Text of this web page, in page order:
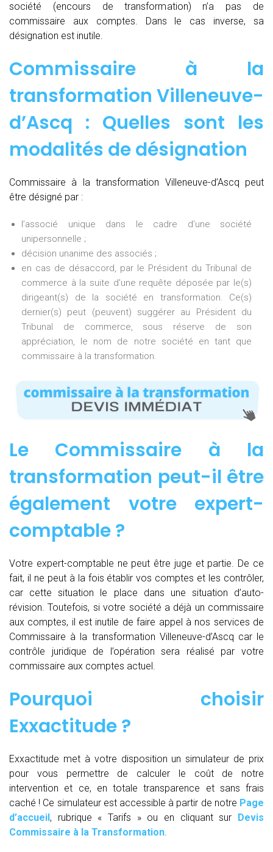
société (encours de transformation) n’a pas de
commissaire aux comptes. Dans le cas inverse, sa
désignation est inutile.
Commissaire à la
transformation Villeneuve-
d’Ascq : Quelles sont les
modalités de désignation
Commissaire à la transformation Villeneuve-d’Ascq peut
être désigné par :
l’associé unique dans le cadre d’une société
unipersonnelle ;
décision unanime des associés ;
en cas de désaccord, par le Président du Tribunal de
commerce à la suite d’une requête déposée par le(s)
dirigeant(s) de la société en transformation. Ce(s)
dernier(s) peut (peuvent) suggérer au Président du
Tribunal de commerce, sous réserve de son
appréciation, le nom de notre société en tant que
commissaire à la transformation.
Le Commissaire à la
transformation peut-il être
également votre expert-
comptable ?
Votre expert-comptable ne peut être juge et partie. De ce
fait, il ne peut à la fois établir vos comptes et les contrôler,
car cette situation le place dans une situation d’auto-
révision. Toutefois, si votre société a déjà un commissaire
aux comptes, il est inutile de faire appel à nos services de
Commissaire à la transformation Villeneuve-d’Ascq car le
contrôle juridique de l’opération sera réalisé par votre
commissaire aux comptes actuel.
Pourquoi choisir
Exxactitude ?
Exxactitude met à votre disposition un simulateur de prix
pour vous permettre de calculer le coût de notre
intervention et ce, en totale transparence et sans frais
caché ! Ce simulateur est accessible à partir de notre Page
d’accueil, rubrique « Tarifs » ou en cliquant sur Devis
Commissaire à la Transformation.